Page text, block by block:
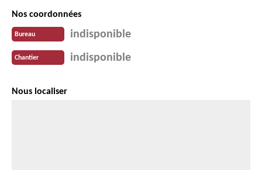
Nos coordonnées
Bureau indisponible
Chantier indisponible
Nous localiser